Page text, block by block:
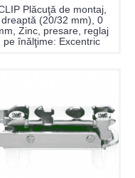
Plăcuţă de montaj,
dreaptă (20/32 mm), 0
Zinc, presare, reglaj
pe înălţime: Excentric